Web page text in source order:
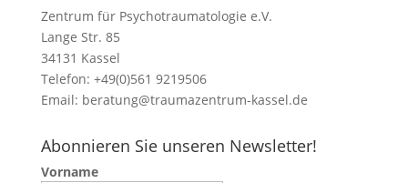
Zentrum für Psychotraumatologie e.V.
Lange Str. 85
34131 Kassel
Telefon: +49(0)561 9219506
Email: beratung@traumazentrum-kassel.de
Abonnieren Sie unseren Newsletter!
Vorname